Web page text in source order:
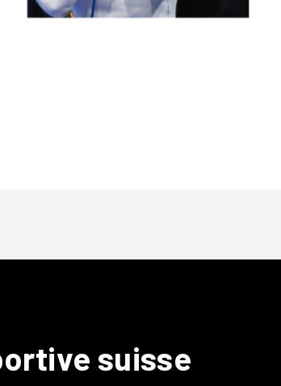
suisse